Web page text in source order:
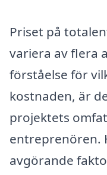
Priset på
variera av flera
förståelse för
kostnaden, är
projektets
entreprenören.
avgörande